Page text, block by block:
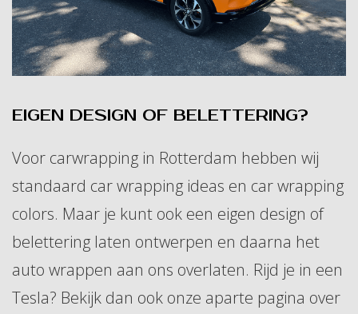
EIGEN DESIGN OF BELETTERING?
Voor carwrapping in Rotterdam hebben wij
standaard car wrapping ideas en car wrapping
colors. Maar je kunt ook een eigen design of
belettering laten ontwerpen en daarna het
auto wrappen aan ons overlaten. Rijd je in een
Tesla? Bekijk dan ook onze aparte pagina over